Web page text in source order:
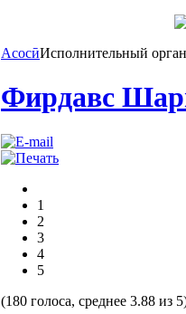
АсосӣИсполнительный орган
Фирдавс
1
2
3
4
5
(180 голоса, среднее 3.88 из